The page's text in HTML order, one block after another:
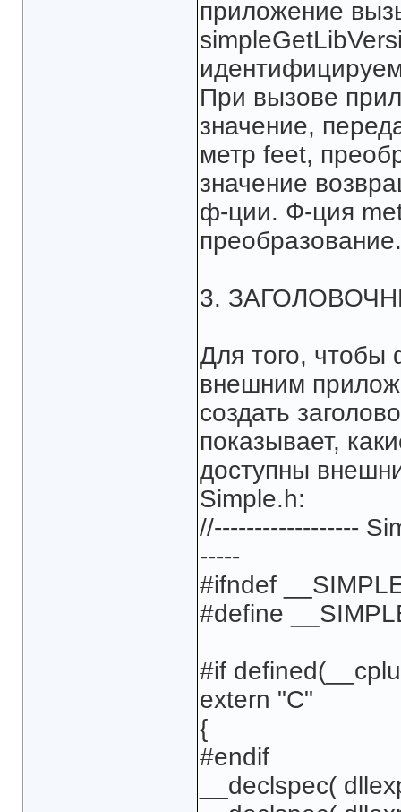
приложение
При вызове
значение,
метр feet,
значение
ф-ции. Ф-ция
преобразование.
3.
Для того,
внешним
создать
показывает,
доступны
Simple.h:
//------------------
-----
#ifndef
#define
#if
extern "C"
{
#endif
__declspec(